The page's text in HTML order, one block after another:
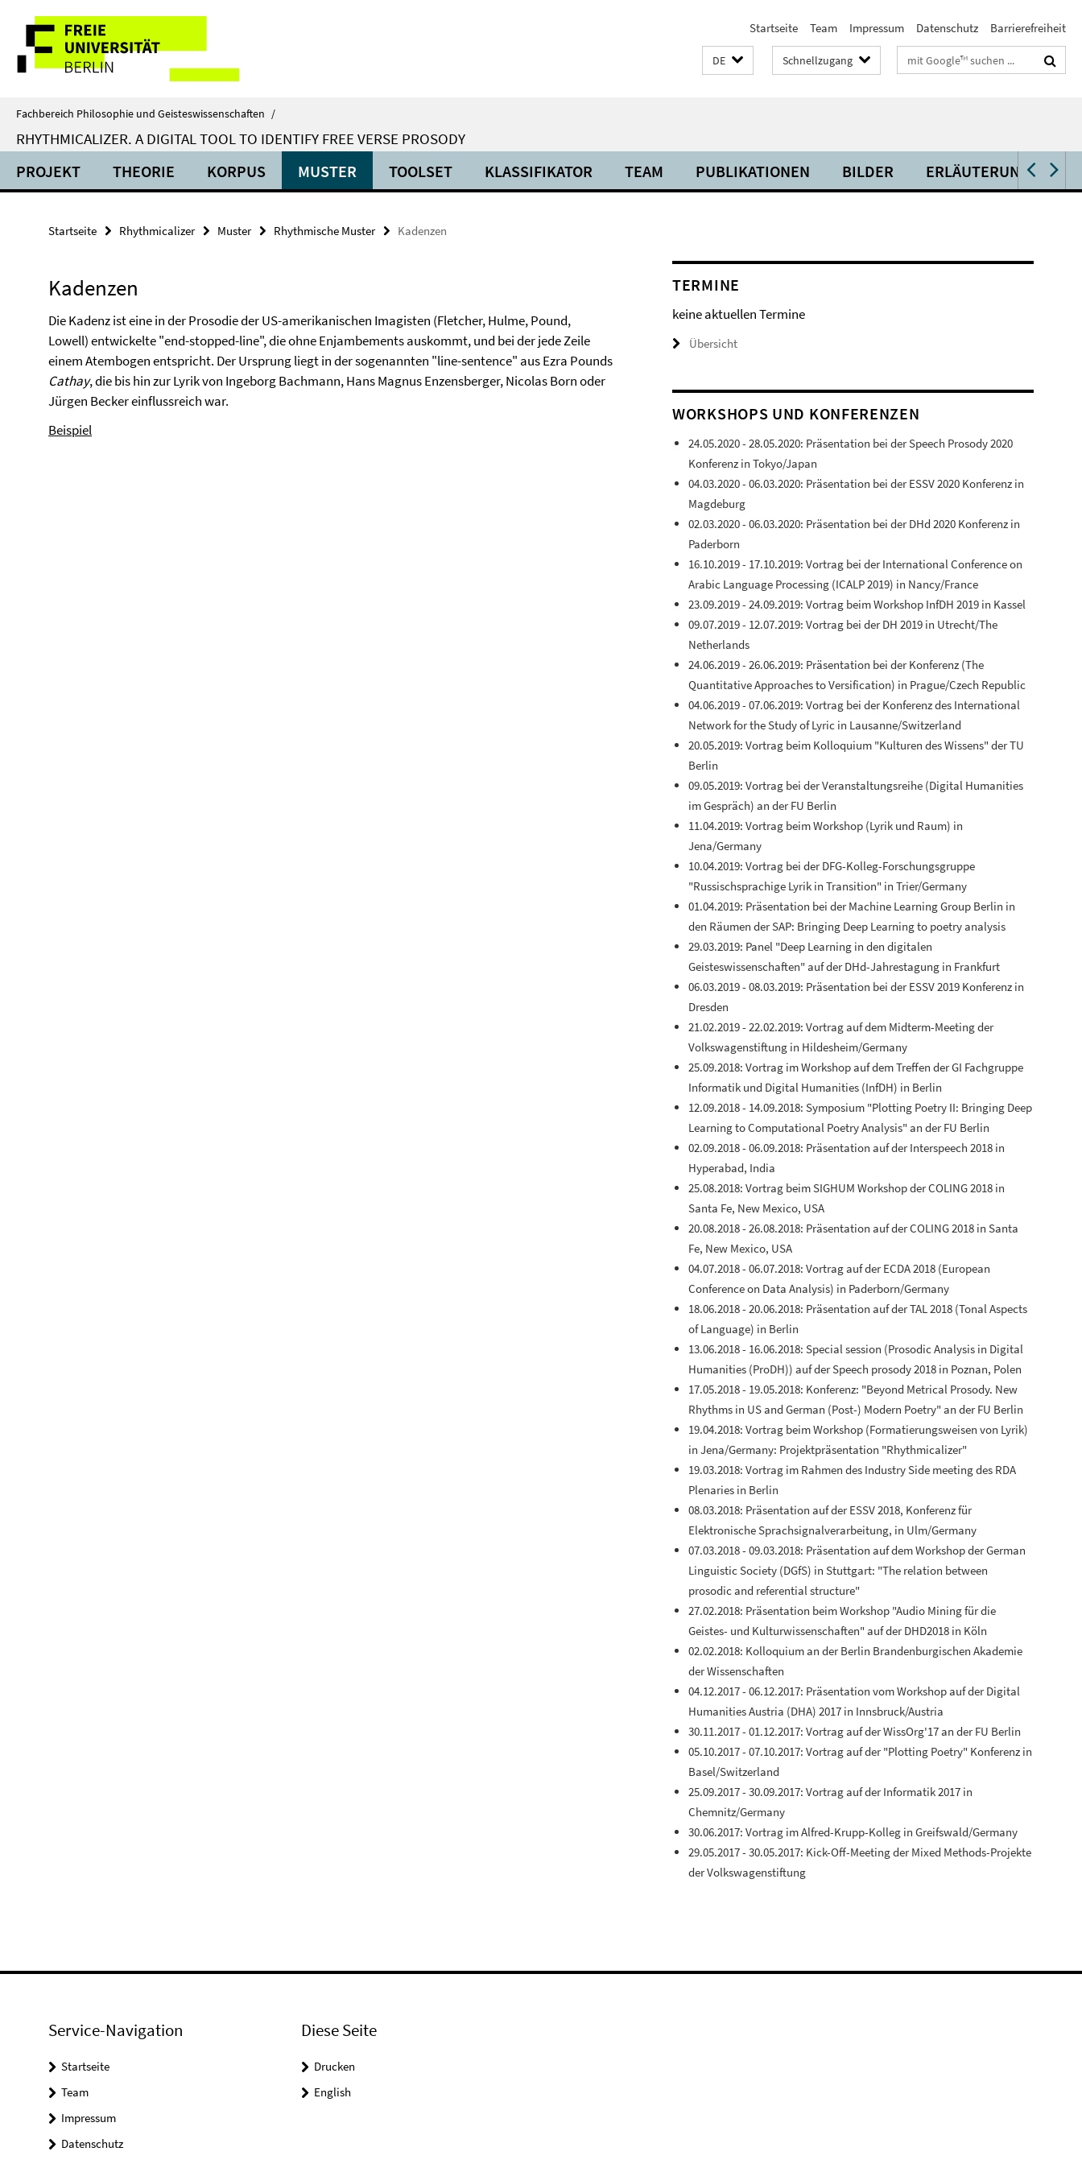
direkt
Inhalt
Service-
Navigation
Startseite Team Impressum Datenschutz Barrierefreiheit
DE Schnellzugang Suchbegriffe
Fachbereich Philosophie und Geisteswissenschaften /
RHYTHMICALIZER. A DIGITAL TOOL TO IDENTIFY FREE VERSE PROSODY
PROJEKT THEORIE KORPUS MUSTER TOOLSET KLASSIFIKATOR TEAM PUBLIKATIONEN BILDER ERLÄUTERUNGEN
Startseite Rhythmicalizer Muster Rhythmische Muster Kadenzen
Kadenzen
Die Kadenz ist eine in der Prosodie der US-amerikanischen Imagisten (Fletcher, Hulme, Pound,
Lowell) entwickelte "end-stopped-line", die ohne Enjambements auskommt, und bei der jede Zeile
einem Atembogen entspricht. Der Ursprung liegt in der sogenannten "line-sentence" aus Ezra Pounds
Cathay, die bis hin zur Lyrik von Ingeborg Bachmann, Hans Magnus Enzensberger, Nicolas Born oder
Jürgen Becker einflussreich war.
Beispiel
TERMINE
keine aktuellen Termine
Übersicht
WORKSHOPS UND KONFERENZEN
24.05.2020 - 28.05.2020: Präsentation bei der Speech Prosody 2020
Konferenz in Tokyo/Japan
04.03.2020 - 06.03.2020: Präsentation bei der ESSV 2020 Konferenz in
Magdeburg
02.03.2020 - 06.03.2020: Präsentation bei der DHd 2020 Konferenz in
Paderborn
16.10.2019 - 17.10.2019: Vortrag bei der International Conference on
Arabic Language Processing (ICALP 2019) in Nancy/France
23.09.2019 - 24.09.2019: Vortrag beim Workshop InfDH 2019 in Kassel
09.07.2019 - 12.07.2019: Vortrag bei der DH 2019 in Utrecht/The
Netherlands
24.06.2019 - 26.06.2019: Präsentation bei der Konferenz (The
Quantitative Approaches to Versification) in Prague/Czech Republic
04.06.2019 - 07.06.2019: Vortrag bei der Konferenz des International
Network for the Study of Lyric in Lausanne/Switzerland
20.05.2019: Vortrag beim Kolloquium "Kulturen des Wissens" der TU
Berlin
09.05.2019: Vortrag bei der Veranstaltungsreihe (Digital Humanities
im Gespräch) an der FU Berlin
11.04.2019: Vortrag beim Workshop (Lyrik und Raum) in
Jena/Germany
10.04.2019: Vortrag bei der DFG-Kolleg-Forschungsgruppe
"Russischsprachige Lyrik in Transition" in Trier/Germany
01.04.2019: Präsentation bei der Machine Learning Group Berlin in
den Räumen der SAP: Bringing Deep Learning to poetry analysis
29.03.2019: Panel "Deep Learning in den digitalen
Geisteswissenschaften" auf der DHd-Jahrestagung in Frankfurt
06.03.2019 - 08.03.2019: Präsentation bei der ESSV 2019 Konferenz in
Dresden
21.02.2019 - 22.02.2019: Vortrag auf dem Midterm-Meeting der
Volkswagenstiftung in Hildesheim/Germany
25.09.2018: Vortrag im Workshop auf dem Treffen der GI Fachgruppe
Informatik und Digital Humanities (InfDH) in Berlin
12.09.2018 - 14.09.2018: Symposium "Plotting Poetry II: Bringing Deep
Learning to Computational Poetry Analysis" an der FU Berlin
02.09.2018 - 06.09.2018: Präsentation auf der Interspeech 2018 in
Hyperabad, India
25.08.2018: Vortrag beim SIGHUM Workshop der COLING 2018 in
Santa Fe, New Mexico, USA
20.08.2018 - 26.08.2018: Präsentation auf der COLING 2018 in Santa
Fe, New Mexico, USA
04.07.2018 - 06.07.2018: Vortrag auf der ECDA 2018 (European
Conference on Data Analysis) in Paderborn/Germany
18.06.2018 - 20.06.2018: Präsentation auf der TAL 2018 (Tonal Aspects
of Language) in Berlin
13.06.2018 - 16.06.2018: Special session (Prosodic Analysis in Digital
Humanities (ProDH)) auf der Speech prosody 2018 in Poznan, Polen
17.05.2018 - 19.05.2018: Konferenz: "Beyond Metrical Prosody. New
Rhythms in US and German (Post-) Modern Poetry" an der FU Berlin
19.04.2018: Vortrag beim Workshop (Formatierungsweisen von Lyrik)
in Jena/Germany: Projektpräsentation "Rhythmicalizer"
19.03.2018: Vortrag im Rahmen des Industry Side meeting des RDA
Plenaries in Berlin
08.03.2018: Präsentation auf der ESSV 2018, Konferenz für
Elektronische Sprachsignalverarbeitung, in Ulm/Germany
07.03.2018 - 09.03.2018: Präsentation auf dem Workshop der German
Linguistic Society (DGfS) in Stuttgart: "The relation between
prosodic and referential structure"
27.02.2018: Präsentation beim Workshop "Audio Mining für die
Geistes- und Kulturwissenschaften" auf der DHD2018 in Köln
02.02.2018: Kolloquium an der Berlin Brandenburgischen Akademie
der Wissenschaften
04.12.2017 - 06.12.2017: Präsentation vom Workshop auf der Digital
Humanities Austria (DHA) 2017 in Innsbruck/Austria
30.11.2017 - 01.12.2017: Vortrag auf der WissOrg'17 an der FU Berlin
05.10.2017 - 07.10.2017: Vortrag auf der "Plotting Poetry" Konferenz in
Basel/Switzerland
25.09.2017 - 30.09.2017: Vortrag auf der Informatik 2017 in
Chemnitz/Germany
30.06.2017: Vortrag im Alfred-Krupp-Kolleg in Greifswald/Germany
29.05.2017 - 30.05.2017: Kick-Off-Meeting der Mixed Methods-Projekte
der Volkswagenstiftung
Service-Navigation
Startseite
Team
Impressum
Datenschutz
Diese Seite
Drucken
English